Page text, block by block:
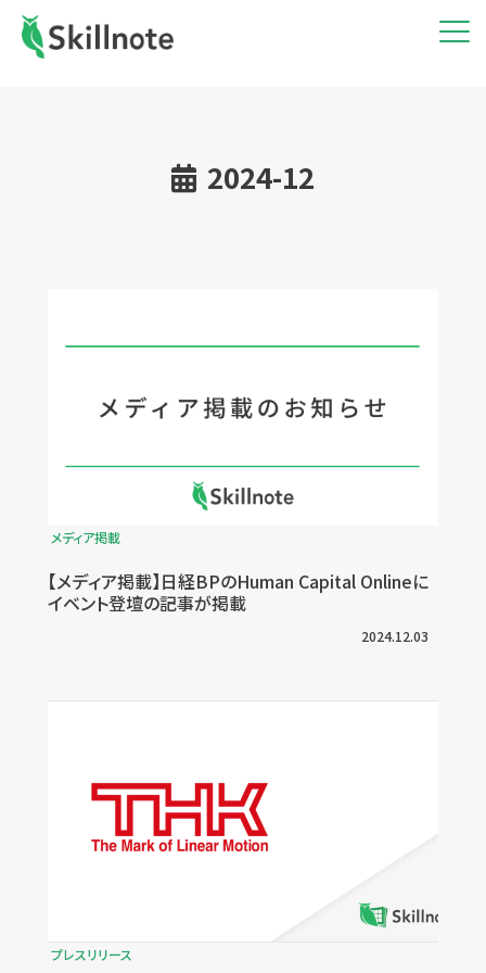
2024-12
メディア掲載
【メディア掲載】日経BPのHuman Capital Onlineに
イベント登壇の記事が掲載
2024.12.03
プレスリリース